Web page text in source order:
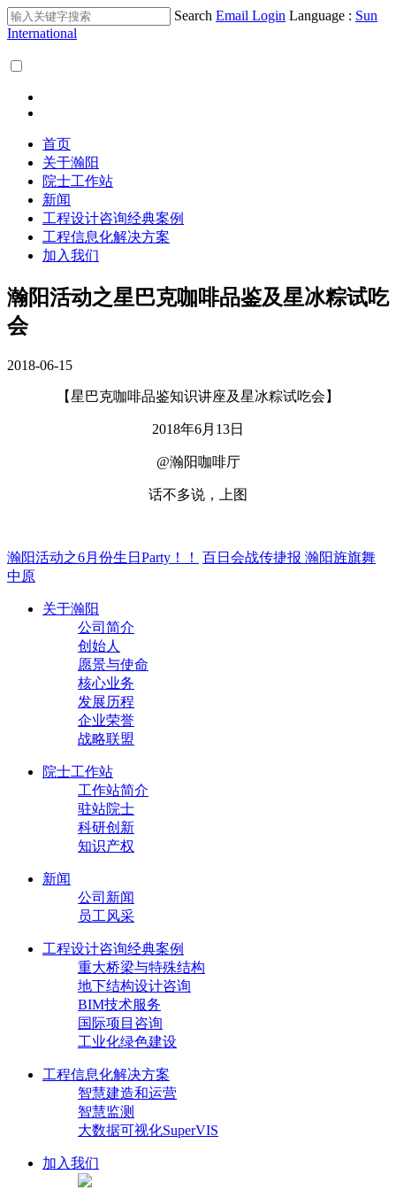
Search Email Login Language : Sun
International
首页
关于瀚阳
院士工作站
新闻
工程设计咨询经典案例
工程信息化解决方案
加入我们
瀚阳活动之星巴克咖啡品鉴及星冰粽试吃
会
2018-06-15
【星巴克咖啡品鉴知识讲座及星冰粽试吃会】
2018年6月13日
@瀚阳咖啡厅
话不多说，上图
瀚阳活动之6月份生日Party！！
百日会战传捷报 瀚阳旌旗舞
中原
关于瀚阳
公司简介
创始人
愿景与使命
核心业务
发展历程
企业荣誉
战略联盟
院士工作站
工作站简介
驻站院士
科研创新
知识产权
新闻
公司新闻
员工风采
工程设计咨询经典案例
重大桥梁与特殊结构
地下结构设计咨询
BIM技术服务
国际项目咨询
工业化绿色建设
工程信息化解决方案
智慧建造和运营
智慧监测
大数据可视化SuperVIS
加入我们